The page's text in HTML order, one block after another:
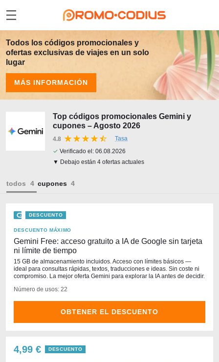
Todos los códigos promocionales y
ofertas exclusivas de viajes en un solo
lugar
MÁS INFORMACIÓN
Top códigos promocionales Gemini y
cupones – Agosto 2026
4.8
Tasa
✓ Verificado el: 06.08.2026
▼ Debajo están 4 ofertas actuales
todos cupones
DESCUENTO
DESCUENTO MÁXIMO
Gemini Free: acceso gratuito a IA de Google sin tarjeta
ni límite de tiempo
15 GB de almacenamiento incluidos. Acceso con límites básicos —
ideal para consultas rápidas, textos, traducciones e ideas. Sin coste ni
compromiso. La mejor oferta Gemini para explorar la IA antes de decidir.
Número de usos: 22
OBTENER EL DESCUENTO
4,99 € DESCUENTO